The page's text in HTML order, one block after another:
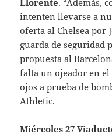
Llorente. “Además,
intenten llevarse a
oferta al Chelsea por
guarda de seguridad
propuesta al
falta un ojeador en el
ojos a prueba de
Athletic.
Miércoles 27